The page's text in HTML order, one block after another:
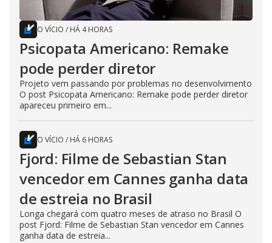
O VÍCIO / HÁ 4 HORAS
Psicopata Americano: Remake
pode perder diretor
Projeto vem passando por problemas no desenvolvimento
O post Psicopata Americano: Remake pode perder diretor
apareceu primeiro em...
O VÍCIO / HÁ 6 HORAS
Fjord: Filme de Sebastian Stan
vencedor em Cannes ganha data
de estreia no Brasil
Longa chegará com quatro meses de atraso no Brasil O
post Fjord: Filme de Sebastian Stan vencedor em Cannes
ganha data de estreia...